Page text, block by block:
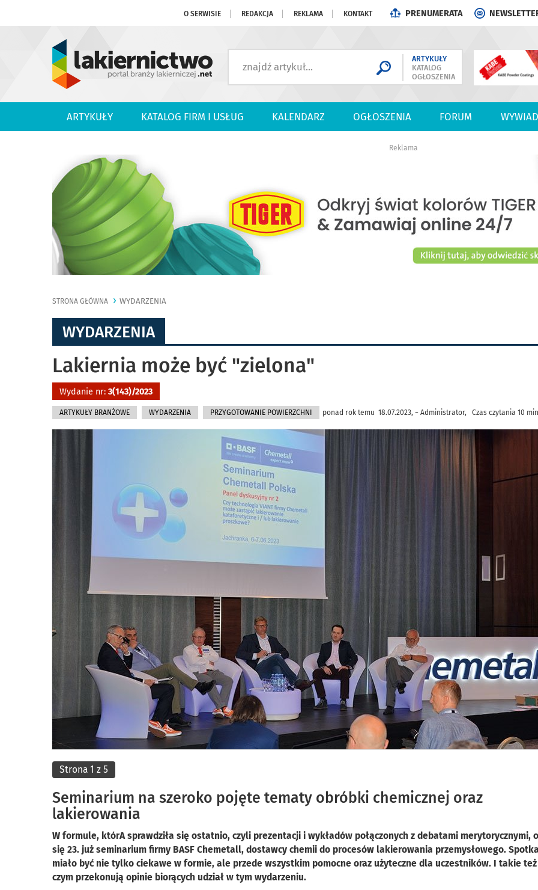
O SERWISIE REDAKCJA REKLAMA KONTAKT PRENUMERATA
ARTYKUŁY
KATALOG
OGŁOSZENIA
ARTYKUŁY KATALOG FIRM I USŁUG KALENDARZ OGŁOSZENIA FORUM
Reklama
STRONA GŁÓWNA WYDARZENIA
WYDARZENIA
Lakiernia może być "zielona"
Wydanie nr: 3(143)/2023
ARTYKUŁY BRANŻOWE WYDARZENIA PRZYGOTOWANIE POWIERZCHNI ponad rok temu 18.07.2023, ~ Administrator, Czas czytania 10
Strona 1 z 5
Seminarium na szeroko pojęte tematy obróbki chemicznej oraz
lakierowania
W formule, którA sprawdziła się ostatnio, czyli prezentacji i wykładów połączonych z debatami merytorycznymi,
się 23. już seminarium firmy BASF Chemetall, dostawcy chemii do procesów lakierowania przemysłowego.
miało być nie tylko ciekawe w formie, ale przede wszystkim pomocne oraz użyteczne dla uczestników. I takie też
czym przekonują opinie biorących udział w tym wydarzeniu.